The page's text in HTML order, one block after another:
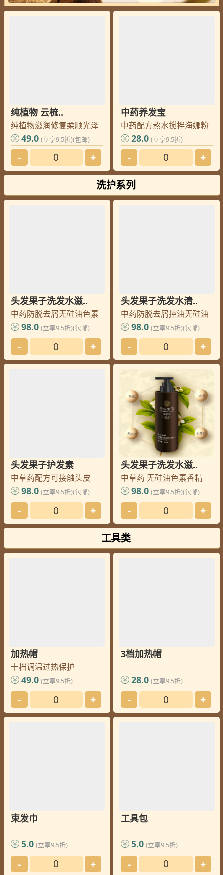
纯植物 云梳..
纯植物滋润修复柔顺光泽
49.0 (立享9.5折)(包邮)
- +
中药养发宝
中药配方熬水搅拌海娜粉
28.0 (立享9.5折)
- +
洗护系列
头发果子洗发水滋..
中药防脱去屑无硅油色素
98.0 (立享9.5折)(包邮)
- +
头发果子洗发水清..
中药防脱去屑控油无硅油
98.0 (立享9.5折)(包邮)
- +
头发果子护发素
中草药配方可接触头皮
98.0 (立享9.5折)(包邮)
- +
头发果子洗发水滋..
中草药 无硅油色素香精
98.0 (立享9.5折)(包邮)
- +
工具类
加热帽
十档调温过热保护
49.0 (立享9.5折)
- +
3档加热帽
28.0 (立享9.5折)
- +
束发巾
5.0 (立享9.5折)
- +
工具包
5.0 (立享9.5折)
- +